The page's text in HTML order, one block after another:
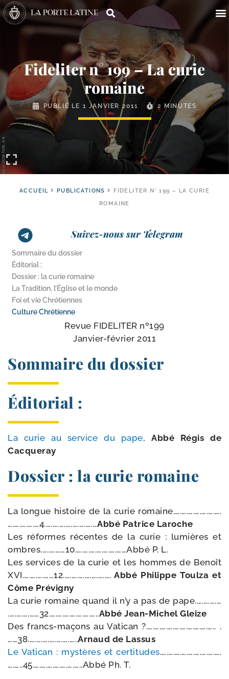
Fideliter n° 199 – La curie
romaine
PUBLIÉ LE 1 JANVIER 2011 2 MINUTES
ACCUEIL PUBLICATIONS
FIDELITER N° 199 – LA CURIE
ROMAINE
Suivez-nous sur Telegram
Sommaire du dossier
Éditorial :
Dossier : la curie romaine
La Tradition, l’Église et le monde
Foi et vie Chrétiennes
Culture Chrétienne
Revue FIDELITER nº199
Janvier-​février 2011
Sommaire du dossier
Éditorial :
La curie au ser­vice du pape, Abbé Régis de
Cacqueray
Dossier : la curie romaine
La longue his­toire de la curie romaine.….….….….….….….
….….….….…4.….….….….….….….…Abbé Patrice Laroche
Les réformes récentes de la curie : lumières et
ombres.….….……10.….….….….….….……Abbé P. L.
Les ser­vices de la curie et les hommes de Benoît
XVI.….….….……12.….….….….….….…. Abbé Philippe Toulza et
Côme Prévigny
La curie romaine quand il n’y a pas de pape.….….….…
.….….….……32.….….….….….….…..Abbé Jean-​Michel Gleize
Des francs-​maçons au Vatican ?.….….….….….….….….….….. .
……38.….….….….….….…..Arnaud de Lassus
Le Vatican : mys­tères et cer­ti­tudes.….….….….….….….….….
….…..45.….….….….….….…..Abbé Ph. T.